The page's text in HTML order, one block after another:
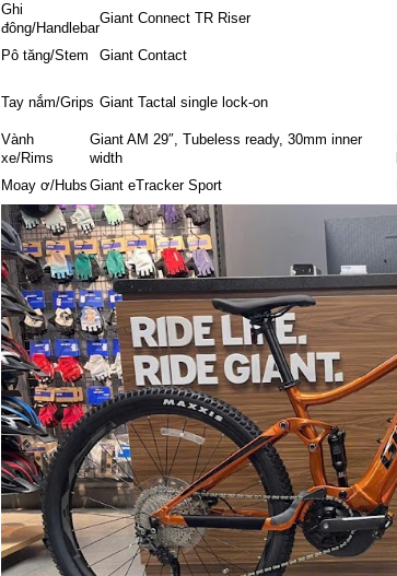
Ghi
đông/Handlebar
Giant Connect TR Riser
Pô tăng/Stem
Giant Contact
Tay nắm/Grips Giant Tactal single lock-on
Vành
xe/Rims
Giant AM 29″, Tubeless ready, 30mm inner
width
Moay ơ/Hubs Giant eTracker Sport